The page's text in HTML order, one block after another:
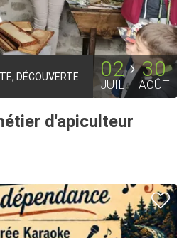
DÉCOUVERTE 02
JUIL
30
AOÛT
d'apiculteur